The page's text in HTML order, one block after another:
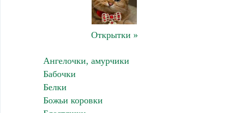
Открытки »
Ангелочки, амурчики
Бабочки
Белки
Божьи коровки